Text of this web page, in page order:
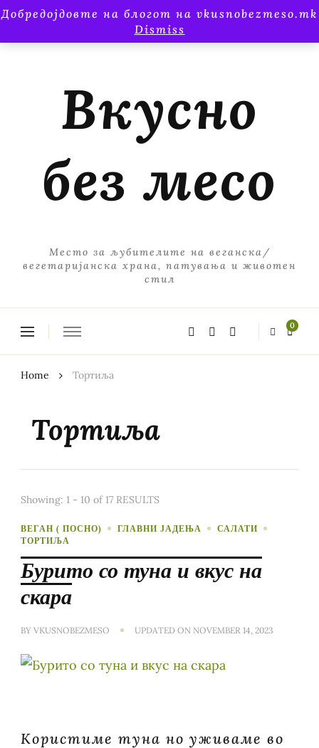
Добредојдовте на блогот на vkusnobezmeso.mk
Dismiss
Вкусно
без месо
Место за љубителите на веганска/
вегетаријанска храна, патувања и животен
стил
0
Home Тортиља
Тортиља
Showing: 1 - 10 of 17 RESULTS
ВЕГАН ( ПОСНО) ГЛАВНИ ЈАДЕЊА
САЛАТИ
ТОРТИЉА
Бурито со туна и вкус на
скара
BY VKUSNOBEZMESO UPDATED ON NOVEMBER 14, 2023
Користиме туна но уживаме во